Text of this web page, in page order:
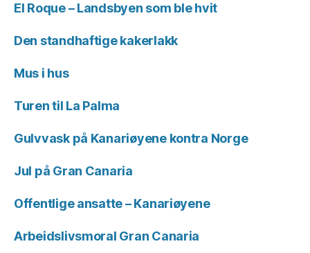
El Roque – Landsbyen som ble hvit
Den standhaftige kakerlakk
Mus i hus
Turen til La Palma
Gulvvask på Kanariøyene kontra Norge
Jul på Gran Canaria
Offentlige ansatte – Kanariøyene
Arbeidslivsmoral Gran Canaria